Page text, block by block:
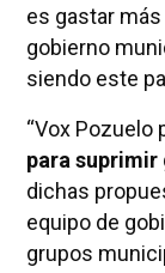
es gastar
gobierno
siendo este
“Vox Pozuelo
para suprimir
dichas
equipo de
grupos